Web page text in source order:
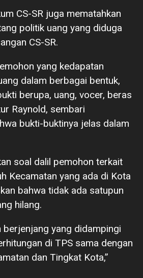
CS-SR juga mematahkan
politik uang yang diduga
CS-SR.
yang kedapatan
dalam berbagai bentuk,
berupa, uang, vocer, beras
Raynold, sembari
bukti-buktinya jelas dalam
soal dalil pemohon terkait
Kecamatan yang ada di Kota
bahwa tidak ada satupun
hilang.
berjenjang yang didampingi
di TPS sama dengan
dan Tingkat Kota,”